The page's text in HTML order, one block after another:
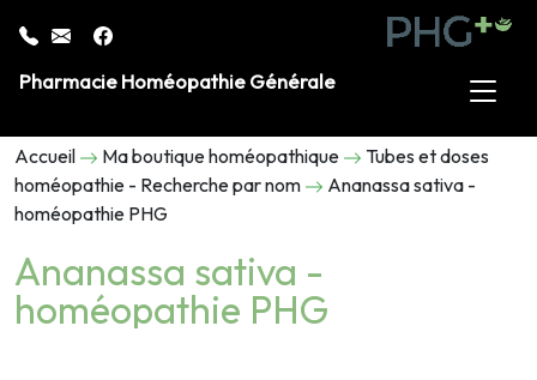
Pharmacie Homéopathie Générale
Accueil Ma boutique homéopathique
Tubes et doses
homéopathie - Recherche par nom
Ananassa sativa -
homéopathie PHG
Ananassa sativa -
homéopathie PHG